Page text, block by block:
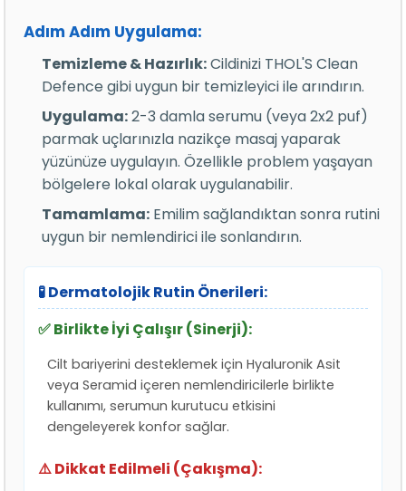
Adım Adım Uygulama:
Temizleme & Hazırlık:Cildinizi THOL'S Clean
Defence gibi uygun bir temizleyici ile arındırın.
Uygulama:2-3 damla serumu (veya 2x2 puf)
parmak uçlarınızla nazikçe masaj yaparak
yüzünüze uygulayın. Özellikle problem yaşayan
bölgelere lokal olarak uygulanabilir.
Tamamlama: Emilim sağlandıktan sonra rutini
uygun bir nemlendirici ile sonlandırın.
🧪 Dermatolojik Rutin Önerileri:
✅ Birlikte İyi Çalışır (Sinerji):
Cilt bariyerini desteklemek için Hyaluronik Asit
veya Seramid içeren nemlendiricilerle birlikte
kullanımı, serumun kurutucu etkisini
dengeleyerek konfor sağlar.
⚠️ Dikkat Edilmeli (Çakışma):